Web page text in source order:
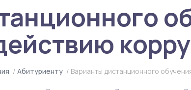
/ Абитуриенту / Варианты дистанционного